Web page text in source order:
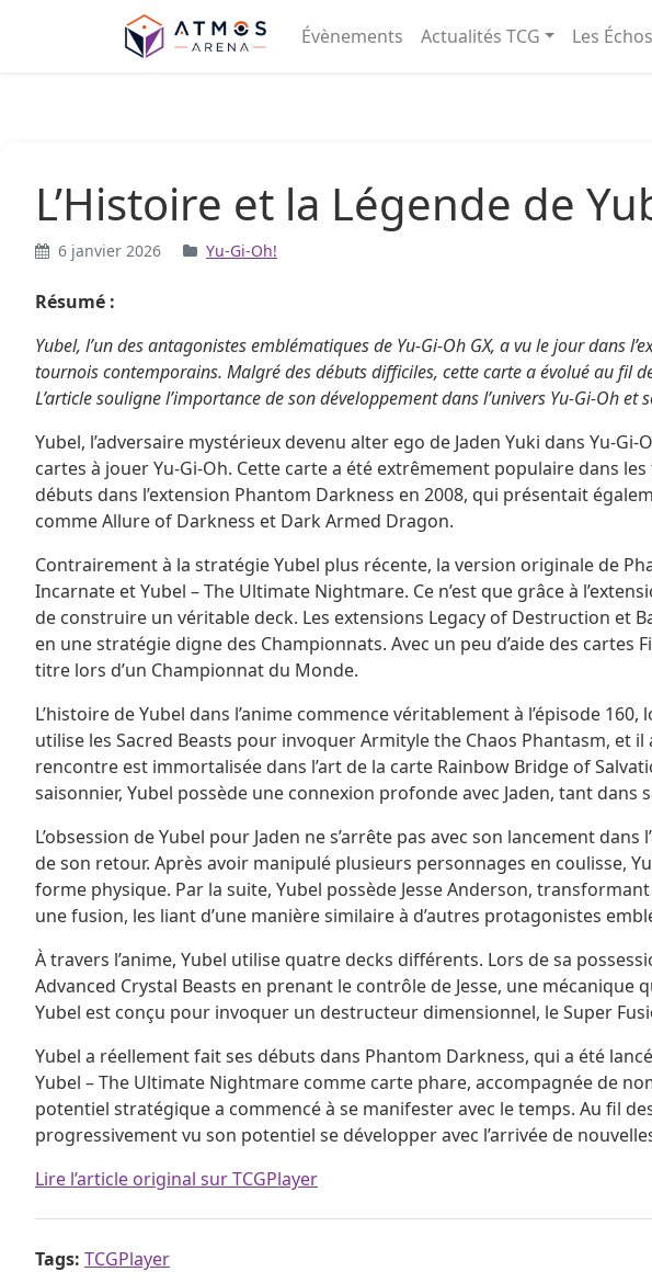
Évènements
Actualités TCG Les
L’Histoire et la Légende de
6 janvier 2026 Yu-Gi-Oh!
Résumé :
Yubel, l’un des antagonistes emblématiques de Yu-Gi-Oh GX, a vu le jour dans
tournois contemporains. Malgré des débuts difficiles, cette carte a évolué au fil
L’article souligne l’importance de son développement dans l’univers Yu-Gi-Oh
Yubel, l’adversaire mystérieux devenu alter ego de Jaden Yuki dans Yu-
cartes à jouer Yu-Gi-Oh. Cette carte a été extrêmement populaire dans
débuts dans l’extension Phantom Darkness en 2008, qui présentait
comme Allure of Darkness et Dark Armed Dragon.
Contrairement à la stratégie Yubel plus récente, la version originale de
Incarnate et Yubel – The Ultimate Nightmare. Ce n’est que grâce à
de construire un véritable deck. Les extensions Legacy of Destruction et
en une stratégie digne des Championnats. Avec un peu d’aide des
titre lors d’un Championnat du Monde.
L’histoire de Yubel dans l’anime commence véritablement à l’épisode
utilise les Sacred Beasts pour invoquer Armityle the Chaos Phantasm, et
rencontre est immortalisée dans l’art de la carte Rainbow Bridge of
saisonnier, Yubel possède une connexion profonde avec Jaden, tant dans
L’obsession de Yubel pour Jaden ne s’arrête pas avec son lancement
de son retour. Après avoir manipulé plusieurs personnages en coulisse,
forme physique. Par la suite, Yubel possède Jesse Anderson,
une fusion, les liant d’une manière similaire à d’autres protagonistes
À travers l’anime, Yubel utilise quatre decks différents. Lors de sa
Advanced Crystal Beasts en prenant le contrôle de Jesse, une mécanique
Yubel est conçu pour invoquer un destructeur dimensionnel, le Super
Yubel a réellement fait ses débuts dans Phantom Darkness, qui a été
Yubel – The Ultimate Nightmare comme carte phare, accompagnée de
potentiel stratégique a commencé à se manifester avec le temps. Au fil
progressivement vu son potentiel se développer avec l’arrivée de
Lire l’article original sur TCGPlayer
Tags: TCGPlayer